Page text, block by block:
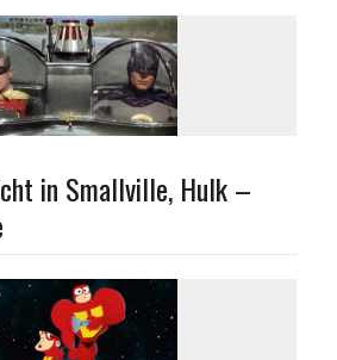
in Smallville, Hulk –